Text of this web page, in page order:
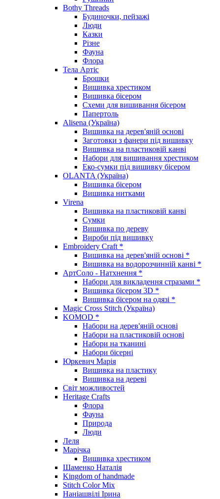
Bothy Threads
Будиночки, пейзажі
Люди
Казки
Різне
Фауна
Флора
Тела Артіс
Брошки
Вишивка хрестиком
Вишивка бісером
Схеми для вишивання бісером
Папертоль
Alisena (Україна)
Вишивка на дерев'яній основі
Заготовки з фанери під вишивку
Вишивка на пластиковій канві
Набори для вишивання хрестиком
Еко-сумки під вишивку бісером
OLANTA (Україна)
Вишивка бісером
Вишивка нитками
Virena
Вишивка на пластиковій канві
Сумки
Вишивка по дереву
Вироби під вишивку
Embroidery Craft *
Вишивка на дерев'яній основі *
Вишивка на водорозчинній канві *
АртСоло - Натхнення *
Набори для викладення стразами *
Вишивка бісером 3D *
Вишивка бісером на одязі *
Magic Cross Stitch (Україна)
KOMOD *
Набори на дерев'яній основі
Набори на пластиковій основі
Набори на тканині
Набори бісерні
Юркевич Марія
Вишивка на пластику
Вишивка на дереві
Світ можливостей
Heritage Crafts
Флора
Фауна
Природа
Люди
Леля
Марічка
Вишивка хрестиком
Шаменко Наталія
Kingdom of handmade
Stitch Color Mix
Наніашвілі Ірина